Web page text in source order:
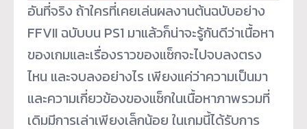
อันที่จริง ถ้าใครที่เคยเล่นผลงานต้นฉบับอย่าง
FFVII ฉบับบน PS1 มาแล้วก็น่าจะรู้กันดีว่าเนื้อหา
ของเกมและเรื่องราวของแซ็กจะไปจบลงตรง
ไหน และจบลงอย่างไร เพียงแค่ว่าความเป็นมา
และความเกี่ยวข้องของแซ็กในเนื้อหาภาพรวมที่
เดิมมีการเล่าเพียงเล็กน้อย ในเกมนี้ได้รับการ